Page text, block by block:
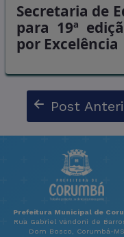
Secretaria de
para 19ª
por Excelência
Post
Prefeitura Municipal de
Rua Gabriel Vandoni de
Dom Bosco, Corumbá-MS